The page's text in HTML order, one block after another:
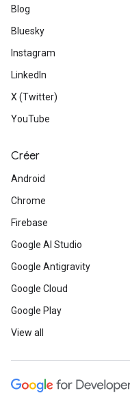
Blog
Bluesky
Instagram
LinkedIn
X (Twitter)
YouTube
Créer
Android
Chrome
Firebase
Google AI Studio
Google Antigravity
Google Cloud
Google Play
View all